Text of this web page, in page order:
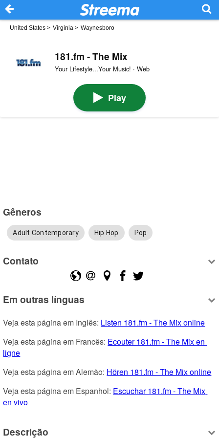
United States > Virginia > Waynesboro
181.fm - The Mix
Your Lifestyle...Your Music! · Web
Play
Gêneros
Adult Contemporary Hip Hop Pop
Contato
Em outras línguas
Veja esta página em Inglês: Listen 181.fm - The Mix online
Veja esta página em Francês: Ecouter 181.fm - The Mix en
ligne
Veja esta página em Alemão: Hören 181.fm - The Mix online
Veja esta página em Espanhol: Escuchar 181.fm - The Mix
en vivo
Descrição